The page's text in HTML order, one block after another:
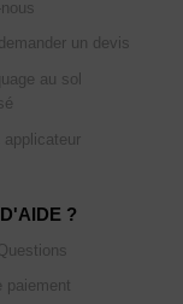
un devis
au sol
applicateur
?
paiement